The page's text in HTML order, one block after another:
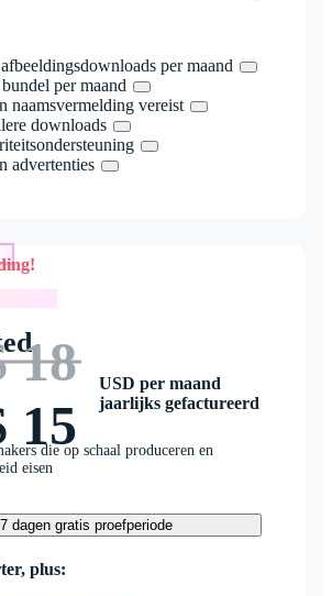
per maand
per maand
naamsvermelding vereist
downloads
advertenties
18
15
USD per maand
jaarlijks gefactureerd
die op schaal produceren en
eisen
7 dagen gratis proefperiode
plus: